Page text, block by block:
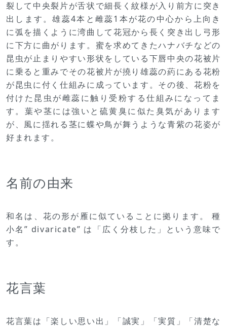
裂して中央裂片が舌状で細長く紋様が入り前方に突き
出します。雄蕊4本と雌蕊1本が花の中心から上向き
に弧を描くように湾曲して花冠から長く突き出し弓形
に下方に曲がります。蜜を求めてきたハナバチなどの
昆虫が止まりやすい形状をしている下唇中央の花被片
に乗ると重みでその花被片が撓り雄蕊の葯にある花粉
が昆虫に付く仕組みに成っています。その後、花粉を
付けた昆虫が雌蕊に触り受粉する仕組みになってま
す。葉や茎には強いと硫黄臭に似た臭気があります
が、風に揺れる茎に蝶や鳥が舞うような青紫の花姿が
好まれます。
名前の由来
和名は、花の形が雁に似ていることに拠ります。 種
小名” divaricate” は「広く分枝した」という意味で
す。
花言葉
花言葉は「楽しい思い出」「誠実」「実質」「清楚な